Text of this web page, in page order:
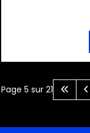
Page 5 sur 21